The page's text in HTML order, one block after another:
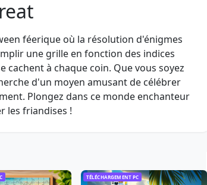
féerique où la résolution d'énigmes
une grille en fonction des indices
à chaque coin. Que vous soyez
d'un moyen amusant de célébrer
Plongez dans ce monde enchanteur
les friandises !
TÉLÉCHARGEMENT PC